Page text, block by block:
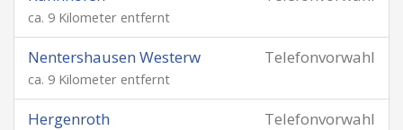
ca. 9 Kilometer entfernt
Telefonvorwahl
Nentershausen Westerw
ca. 9 Kilometer entfernt
Telefonvorwahl
Hergenroth